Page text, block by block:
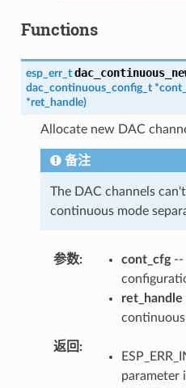
Functions
esp_err_t
dac_continuous_config_t *
*ret_handle)
Allocate new DAC
备注
The DAC channels
continuous mode
参数 cont_cfg--
ret_handle
返回
parameter